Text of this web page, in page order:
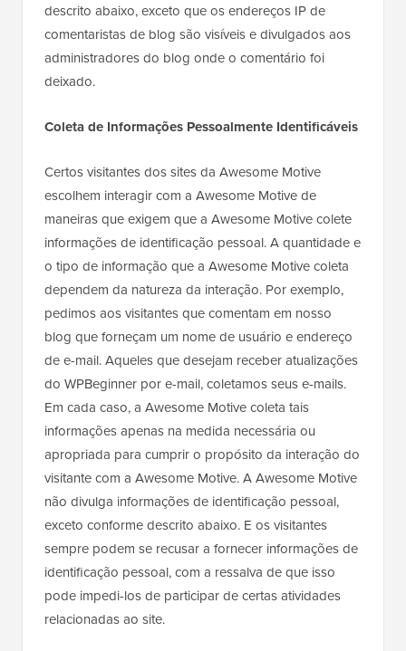
descrito abaixo, exceto que os endereços IP de
comentaristas de blog são visíveis e divulgados aos
administradores do blog onde o comentário foi
deixado.
Coleta de Informações Pessoalmente Identificáveis
Certos visitantes dos sites da Awesome Motive
escolhem interagir com a Awesome Motive de
maneiras que exigem que a Awesome Motive colete
informações de identificação pessoal. A quantidade e
o tipo de informação que a Awesome Motive coleta
dependem da natureza da interação. Por exemplo,
pedimos aos visitantes que comentam em nosso
blog que forneçam um nome de usuário e endereço
de e-mail. Aqueles que desejam receber atualizações
do WPBeginner por e-mail, coletamos seus e-mails.
Em cada caso, a Awesome Motive coleta tais
informações apenas na medida necessária ou
apropriada para cumprir o propósito da interação do
visitante com a Awesome Motive. A Awesome Motive
não divulga informações de identificação pessoal,
exceto conforme descrito abaixo. E os visitantes
sempre podem se recusar a fornecer informações de
identificação pessoal, com a ressalva de que isso
pode impedi-los de participar de certas atividades
relacionadas ao site.